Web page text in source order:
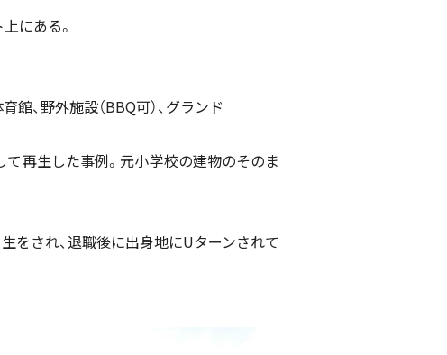
にある。
館、野外施設（BBQ可）、グランド
て再生した事例。元小学校の建物のそのま
をされ、退職後に出身地にUターンされて